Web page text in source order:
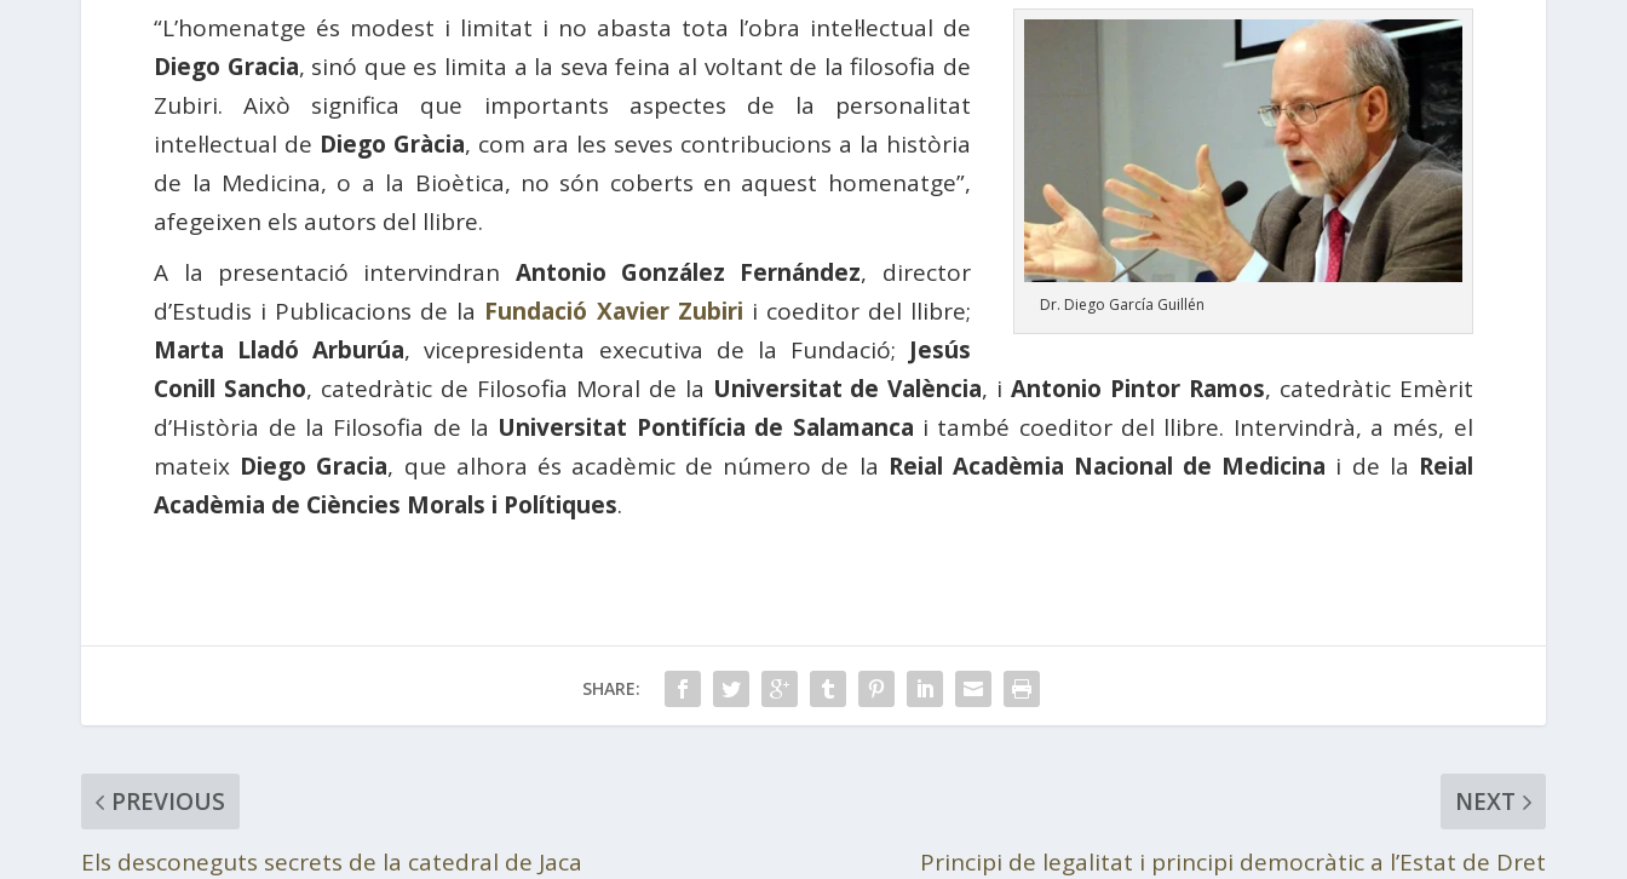
Dr. Diego García Guillén
“L’homenatge és modest i limitat i no abasta tota l’obra intel·lectual de
Diego Gracia, sinó que es limita a la seva feina al voltant de la filosofia de
Zubiri. Això significa que importants aspectes de la personalitat
intel·lectual de Diego Gràcia, com ara les seves contribucions a la història
de la Medicina, o a la Bioètica, no són coberts en aquest homenatge”,
afegeixen els autors del llibre.
A la presentació intervindran Antonio González Fernández, director
d’Estudis i Publicacions de la Fundació Xavier Zubiri i coeditor del llibre;
Marta Lladó Arburúa, vicepresidenta executiva de la Fundació; Jesús
Conill Sancho, catedràtic de Filosofia Moral de la Universitat de València, iAntonio Pintor Ramos, catedràtic Emèrit
d’Història de la Filosofia de la Universitat Pontifícia de Salamanca i també coeditor del llibre. Intervindrà, a més, el
mateix Diego Gracia, que alhora és acadèmic de número de la Reial Acadèmia Nacional de Medicina i de la Reial
Acadèmia de Ciències Morals i Polítiques.
SHARE:
PREVIOUS
Els desconeguts secrets de la catedral de Jaca
NEXT
Principi de legalitat i principi democràtic a l’Estat de Dret